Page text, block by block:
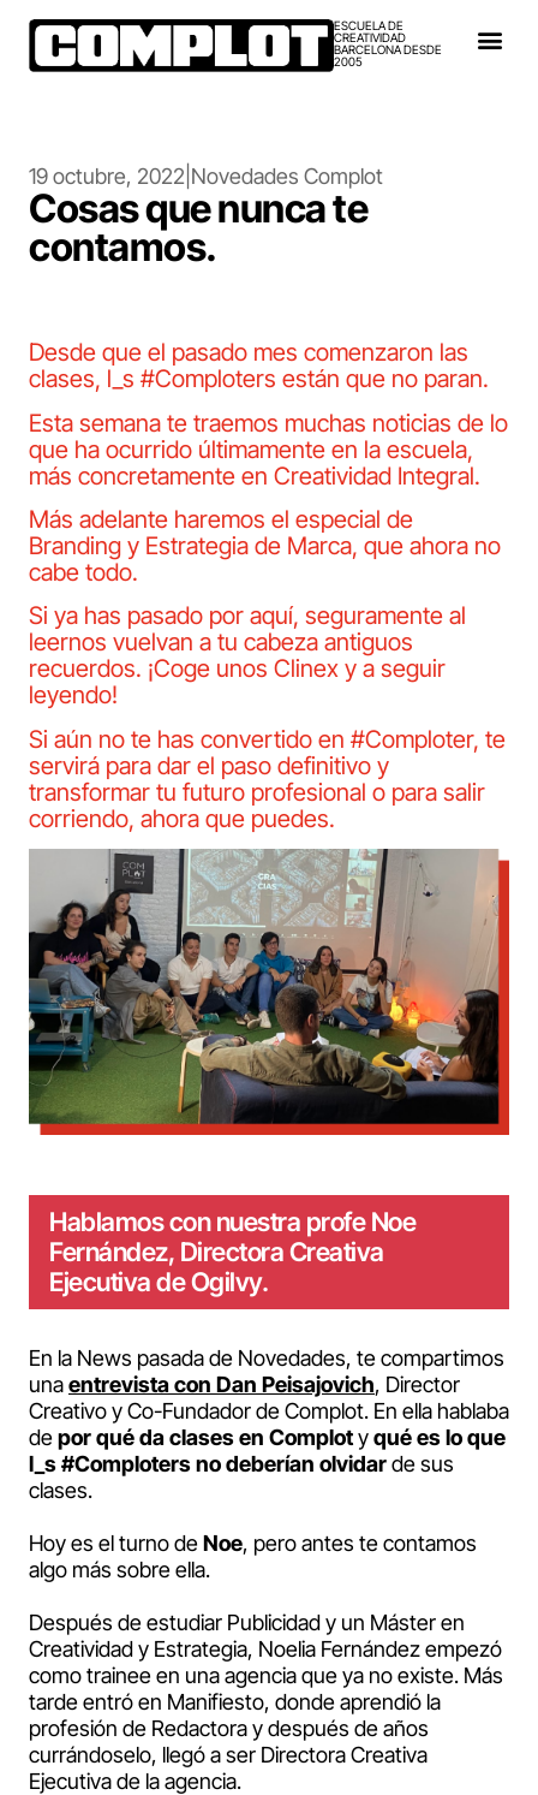
ESCUELA DE
CREATIVIDAD
BARCELONA DESDE
2005
19 octubre, 2022 Novedades Complot
Cosas que nunca te
contamos.
Desde que el pasado mes comenzaron las
clases, l_s #Comploters están que no paran.
Esta semana te traemos muchas noticias de lo
que ha ocurrido últimamente en la escuela,
más concretamente en Creatividad Integral.
Más adelante haremos el especial de
Branding y Estrategia de Marca, que ahora no
cabe todo.
Si ya has pasado por aquí, seguramente al
leernos vuelvan a tu cabeza antiguos
recuerdos. ¡Coge unos Clinex y a seguir
leyendo!
Si aún no te has convertido en #Comploter, te
servirá para dar el paso definitivo y
transformar tu futuro profesional o para salir
corriendo, ahora que puedes.
Hablamos con nuestra profe Noe
Fernández, Directora Creativa
Ejecutiva de Ogilvy.
En la News pasada de Novedades, te compartimos
unaentrevista con Dan Peisajovich, Director
Creativo y Co-Fundador de Complot. En ella hablaba
depor qué da clases en Complotyqué es lo que
l_s #Comploters no deberían olvidarde sus
clases.
Hoy es el turno deNoe, pero antes te contamos
algo más sobre ella.
Después de estudiar Publicidad y un Máster en
Creatividad y Estrategia, Noelia Fernández empezó
como trainee en una agencia que ya no existe. Más
tarde entró en Manifiesto, donde aprendió la
profesión de Redactora y después de años
currándoselo, llegó a ser Directora Creativa
Ejecutiva de la agencia.